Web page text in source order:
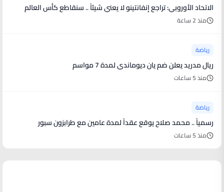
الاتحاد الأوروبي: تراجع إنفانتينو لا يعني شيئاً .. سنقاطع كأس العالم
منذ 2 ساعة
رياضة
ريال مدريد يعلن ضم يان ديوماندي لمدة 7 مواسم
منذ 5 ساعات
رياضة
رسمياً .. محمد صلاح يوقع عقداً لمدة عامين مع طرابزون سبور
منذ 5 ساعات